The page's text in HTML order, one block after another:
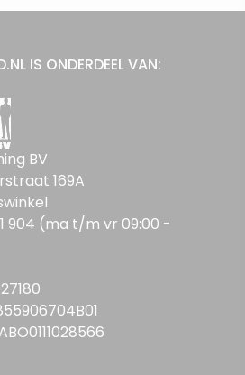
IS ONDERDEEL VAN:
BV
169A
904 (ma t/m vr 09:00 -